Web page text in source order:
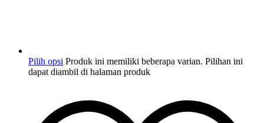
Pilih opsi Produk ini memiliki beberapa varian. Pilihan ini
dapat diambil di halaman produk